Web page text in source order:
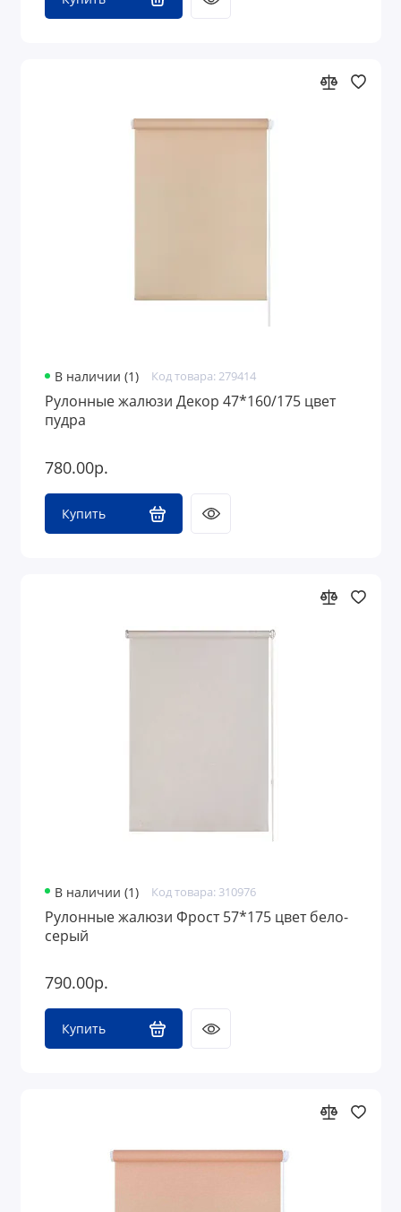
В наличии (1) Код товара: 279414
Рулонные жалюзи Декор 47*160/175 цвет
пудра
780.00р.
Купить
В наличии (1) Код товара: 310976
Рулонные жалюзи Фрост 57*175 цвет бело-
серый
790.00р.
Купить